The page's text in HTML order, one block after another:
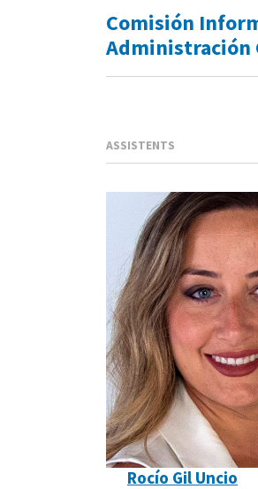
Comisión
Administración
ASSISTENTS
Rocío Gil Uncio